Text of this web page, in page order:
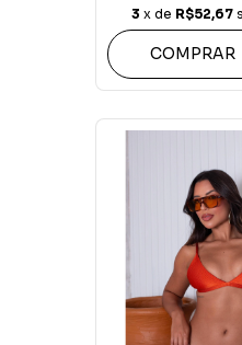
3 x de R$52,67
COMPRAR